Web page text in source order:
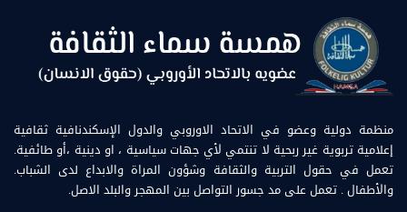
منظمة دولية وعضو في الاتحاد الاوروبي والدول الإسكندنافية ثقافية
إعلامية تربوية غير ربحية لا تنتمي لأي جهات سياسية ، او دينية ،أو طائفية.
تعمل في حقول التربية والثقافة وشؤون المراة والابداع لدى الشباب.
والأطفال . تعمل على مد جسور التواصل بين المهجر والبلد الاصل.